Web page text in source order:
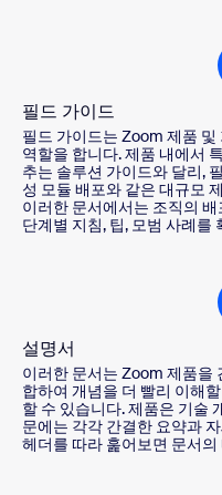
필드 가이드
필드 가이드는 Zoom 제품
역할을 합니다. 제품 내에서
추는 솔루션 가이드와 달리,
성 모듈 배포와 같은 대규모
이러한 문서에서는 조직의
단계별 지침, 팁, 모범 사례를
설명서
이러한 문서는 Zoom 제품을
합하여 개념을 더 빨리 이해
할 수 있습니다. 제품은 기술
문에는 각각 간결한 요약과
헤더를 따라 훑어보면 문서